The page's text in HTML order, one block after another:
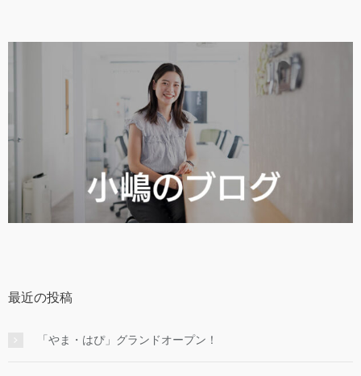
最近の投稿
「やま・はぴ」グランドオープン！